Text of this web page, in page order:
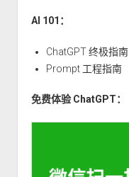
AI 101：
ChatGPT 终极指南
Prompt 工程指南
免费体验 ChatGPT：